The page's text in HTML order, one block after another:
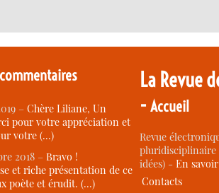
–Chère Liliane, Un
pour votre appréciation et
votre (…)
2018 –Bravo !
et riche présentation de ce
poète et érudit. (…)
La Revue
-Accueil
Revue
idées) -En
Contacts